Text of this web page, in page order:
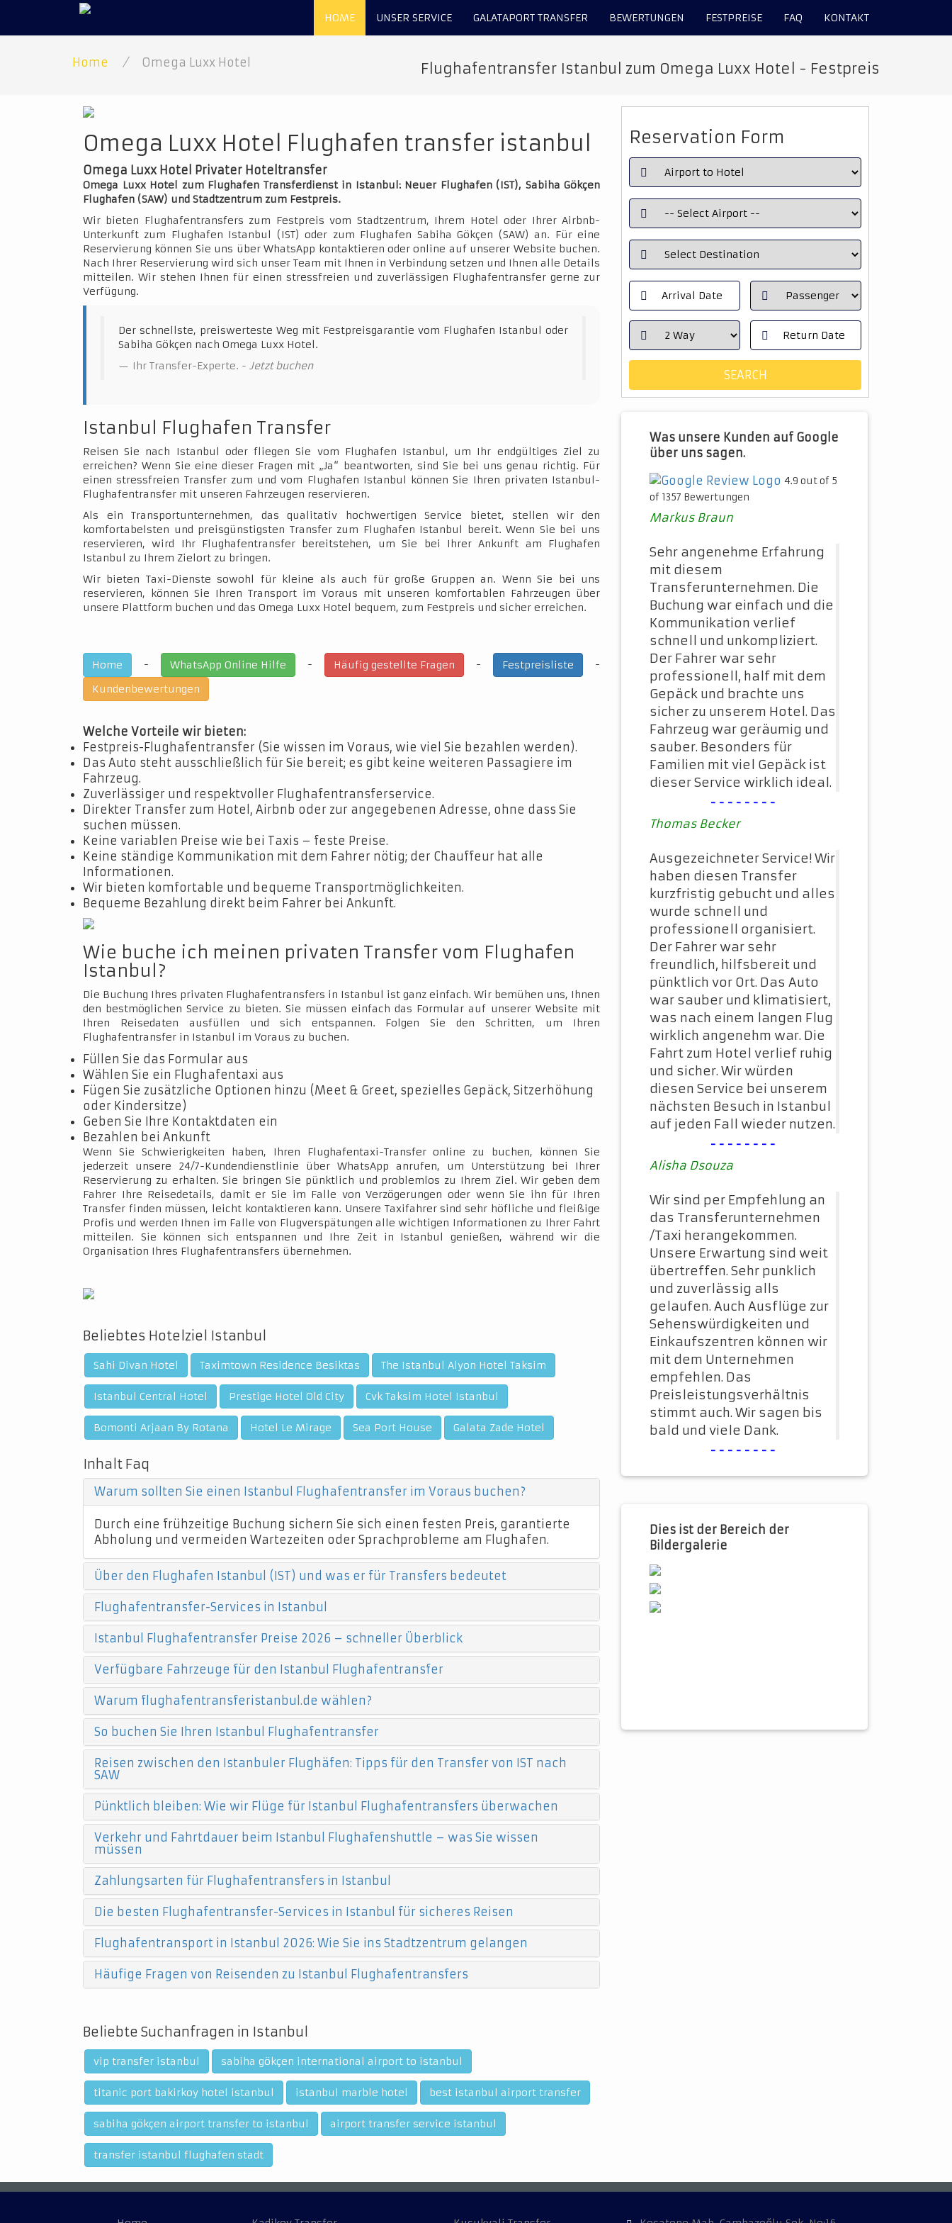
HOME UNSER SERVICE GALATAPORT TRANSFER BEWERTUNGEN FESTPREISE FAQ KONTAKT
Home / Omega Luxx Hotel Flughafentransfer Istanbul zum Omega Luxx Hotel - Festpreis
Omega Luxx Hotel Flughafen transfer istanbul
Omega Luxx Hotel Privater Hoteltransfer
Omega Luxx Hotel zum Flughafen Transferdienst in Istanbul: Neuer Flughafen (IST), Sabiha Gökçen
Flughafen (SAW) und Stadtzentrum zum Festpreis.
Wir bieten Flughafentransfers zum Festpreis vom Stadtzentrum, Ihrem Hotel oder Ihrer Airbnb-
Unterkunft zum Flughafen Istanbul (IST) oder zum Flughafen Sabiha Gökçen (SAW) an. Für eine
Reservierung können Sie uns über WhatsApp kontaktieren oder online auf unserer Website buchen.
Nach Ihrer Reservierung wird sich unser Team mit Ihnen in Verbindung setzen und Ihnen alle Details
mitteilen. Wir stehen Ihnen für einen stressfreien und zuverlässigen Flughafentransfer gerne zur
Verfügung.
Der schnellste, preiswerteste Weg mit Festpreisgarantie vom Flughafen Istanbul oder
Sabiha Gökçen nach Omega Luxx Hotel.
Ihr Transfer-Experte. - Jetzt buchen
Istanbul Flughafen Transfer
Reisen Sie nach Istanbul oder fliegen Sie vom Flughafen Istanbul, um Ihr endgültiges Ziel zu
erreichen? Wenn Sie eine dieser Fragen mit „Ja“ beantworten, sind Sie bei uns genau richtig. Für
einen stressfreien Transfer zum und vom Flughafen Istanbul können Sie Ihren privaten Istanbul-
Flughafentransfer mit unseren Fahrzeugen reservieren.
Als ein Transportunternehmen, das qualitativ hochwertigen Service bietet, stellen wir den
komfortabelsten und preisgünstigsten Transfer zum Flughafen Istanbul bereit. Wenn Sie bei uns
reservieren, wird Ihr Flughafentransfer bereitstehen, um Sie bei Ihrer Ankunft am Flughafen
Istanbul zu Ihrem Zielort zu bringen.
Wir bieten Taxi-Dienste sowohl für kleine als auch für große Gruppen an. Wenn Sie bei uns
reservieren, können Sie Ihren Transport im Voraus mit unseren komfortablen Fahrzeugen über
unsere Plattform buchen und das Omega Luxx Hotel bequem, zum Festpreis und sicher erreichen.
Home - WhatsApp Online Hilfe - Häufig gestellte Fragen - Festpreisliste
-
Kundenbewertungen
Welche Vorteile wir bieten:
Festpreis-Flughafentransfer (Sie wissen im Voraus, wie viel Sie bezahlen werden).
Das Auto steht ausschließlich für Sie bereit; es gibt keine weiteren Passagiere im
Fahrzeug.
Zuverlässiger und respektvoller Flughafentransferservice.
Direkter Transfer zum Hotel, Airbnb oder zur angegebenen Adresse, ohne dass Sie
suchen müssen.
Keine variablen Preise wie bei Taxis – feste Preise.
Keine ständige Kommunikation mit dem Fahrer nötig; der Chauffeur hat alle
Informationen.
Wir bieten komfortable und bequeme Transportmöglichkeiten.
Bequeme Bezahlung direkt beim Fahrer bei Ankunft.
Wie buche ich meinen privaten Transfer vom Flughafen
Istanbul?
Die Buchung Ihres privaten Flughafentransfers in Istanbul ist ganz einfach. Wir bemühen uns, Ihnen
den bestmöglichen Service zu bieten. Sie müssen einfach das Formular auf unserer Website mit
Ihren Reisedaten ausfüllen und sich entspannen. Folgen Sie den Schritten, um Ihren
Flughafentransfer in Istanbul im Voraus zu buchen.
Füllen Sie das Formular aus
Wählen Sie ein Flughafentaxi aus
Fügen Sie zusätzliche Optionen hinzu (Meet & Greet, spezielles Gepäck, Sitzerhöhung
oder Kindersitze)
Geben Sie Ihre Kontaktdaten ein
Bezahlen bei Ankunft
Wenn Sie Schwierigkeiten haben, Ihren Flughafentaxi-Transfer online zu buchen, können Sie
jederzeit unsere 24/7-Kundendienstlinie über WhatsApp anrufen, um Unterstützung bei Ihrer
Reservierung zu erhalten. Sie bringen Sie pünktlich und problemlos zu Ihrem Ziel. Wir geben dem
Fahrer Ihre Reisedetails, damit er Sie im Falle von Verzögerungen oder wenn Sie ihn für Ihren
Transfer finden müssen, leicht kontaktieren kann. Unsere Taxifahrer sind sehr höfliche und fleißige
Profis und werden Ihnen im Falle von Flugverspätungen alle wichtigen Informationen zu Ihrer Fahrt
mitteilen. Sie können sich entspannen und Ihre Zeit in Istanbul genießen, während wir die
Organisation Ihres Flughafentransfers übernehmen.
Beliebtes Hotelziel Istanbul
Sahi Divan Hotel Taximtown Residence Besiktas The Istanbul Alyon Hotel Taksim
Istanbul Central Hotel Prestige Hotel Old City Cvk Taksim Hotel Istanbul
Bomonti Arjaan By Rotana Hotel Le Mirage Sea Port House Galata Zade Hotel
Inhalt Faq
Warum sollten Sie einen Istanbul Flughafentransfer im Voraus buchen?
Durch eine frühzeitige Buchung sichern Sie sich einen festen Preis, garantierte
Abholung und vermeiden Wartezeiten oder Sprachprobleme am Flughafen.
Über den Flughafen Istanbul (IST) und was er für Transfers bedeutet
Flughafentransfer-Services in Istanbul
Istanbul Flughafentransfer Preise 2026 – schneller Überblick
Verfügbare Fahrzeuge für den Istanbul Flughafentransfer
Warum flughafentransferistanbul.de wählen?
So buchen Sie Ihren Istanbul Flughafentransfer
Reisen zwischen den Istanbuler Flughäfen: Tipps für den Transfer von IST nach
SAW
Pünktlich bleiben: Wie wir Flüge für Istanbul Flughafentransfers überwachen
Verkehr und Fahrtdauer beim Istanbul Flughafenshuttle – was Sie wissen
müssen
Zahlungsarten für Flughafentransfers in Istanbul
Die besten Flughafentransfer-Services in Istanbul für sicheres Reisen
Flughafentransport in Istanbul 2026: Wie Sie ins Stadtzentrum gelangen
Häufige Fragen von Reisenden zu Istanbul Flughafentransfers
Beliebte Suchanfragen in Istanbul
vip transfer istanbul sabiha gökçen international airport to istanbul
titanic port bakirkoy hotel istanbul istanbul marble hotel best istanbul airport transfer
sabiha gökçen airport transfer to istanbul airport transfer service istanbul
transfer istanbul flughafen stadt
Reservation Form
Was unsere Kunden auf Google
über uns sagen.
4.9 out of 5
of 1357 Bewertungen
Markus Braun
Sehr angenehme Erfahrung
mit diesem
Transferunternehmen. Die
Buchung war einfach und die
Kommunikation verlief
schnell und unkompliziert.
Der Fahrer war sehr
professionell, half mit dem
Gepäck und brachte uns
sicher zu unserem Hotel. Das
Fahrzeug war geräumig und
sauber. Besonders für
Familien mit viel Gepäck ist
dieser Service wirklich ideal.
--------
Thomas Becker
Ausgezeichneter Service! Wir
haben diesen Transfer
kurzfristig gebucht und alles
wurde schnell und
professionell organisiert.
Der Fahrer war sehr
freundlich, hilfsbereit und
pünktlich vor Ort. Das Auto
war sauber und klimatisiert,
was nach einem langen Flug
wirklich angenehm war. Die
Fahrt zum Hotel verlief ruhig
und sicher. Wir würden
diesen Service bei unserem
nächsten Besuch in Istanbul
auf jeden Fall wieder nutzen.
--------
Alisha Dsouza
Wir sind per Empfehlung an
das Transferunternehmen
/Taxi herangekommen.
Unsere Erwartung sind weit
übertreffen. Sehr punklich
und zuverlässig alls
gelaufen. Auch Ausflüge zur
Sehenswürdigkeiten und
Einkaufszentren können wir
mit dem Unternehmen
empfehlen. Das
Preisleistungsverhältnis
stimmt auch. Wir sagen bis
bald und viele Dank.
--------
Dies ist der Bereich der
Bildergalerie